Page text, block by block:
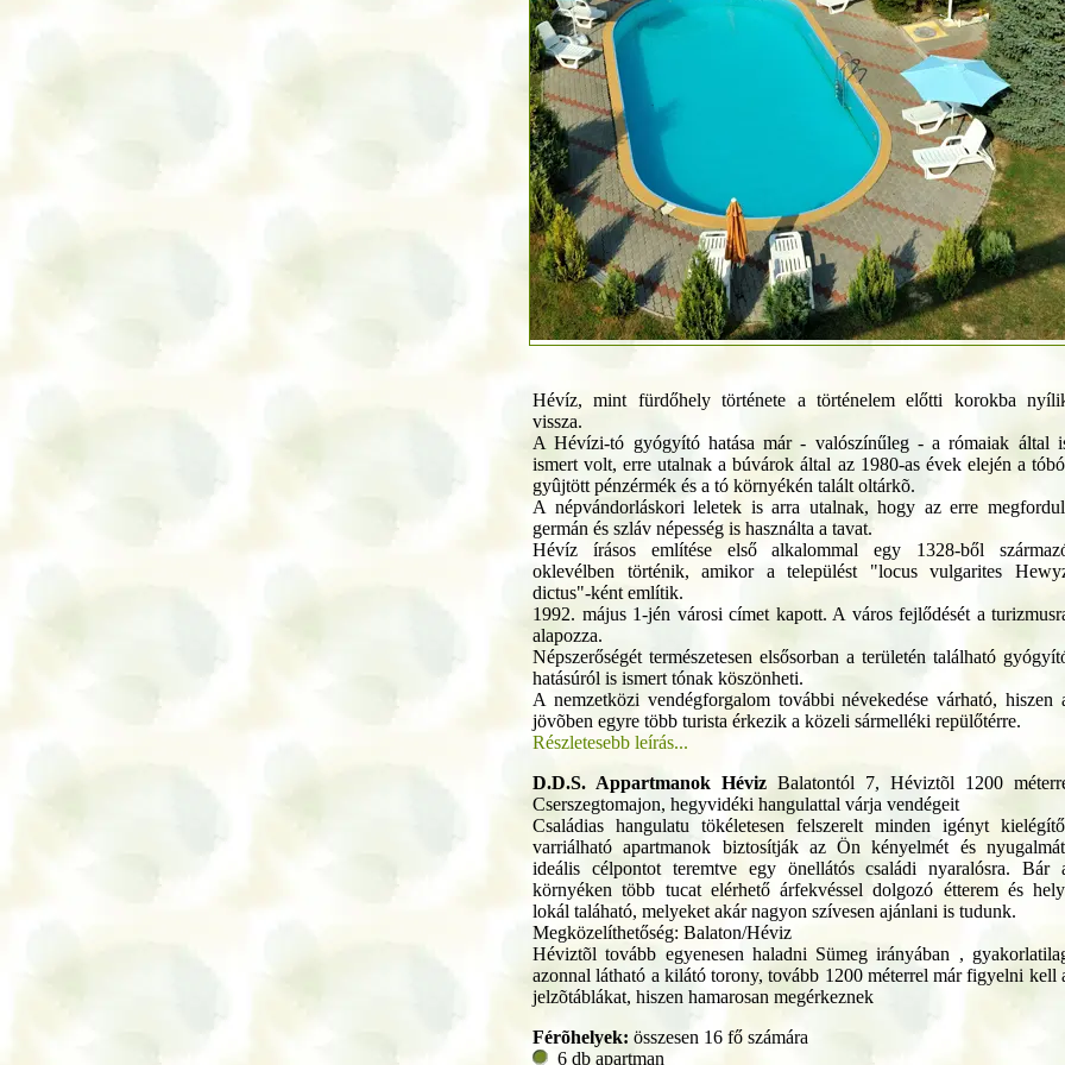
Hévíz, mint fürdőhely története a történelem előtti korokba
vissza.
A Hévízi-tó gyógyító hatása már - valószínűleg - a rómaiak által
ismert volt, erre utalnak a búvárok által az 1980-as évek elején a
gyûjtött pénzérmék és a tó környékén talált oltárkõ.
A népvándorláskori leletek is arra utalnak, hogy az erre
germán és szláv népesség is használta a tavat.
Hévíz írásos említése első alkalommal egy 1328-ből
oklevélben történik, amikor a települést "locus vulgarites
dictus"-ként említik.
1992. május 1-jén városi címet kapott. A város fejlődését a
alapozza.
Népszerőségét természetesen elsősorban a területén található
hatásúról is ismert tónak köszönheti.
A nemzetközi vendégforgalom további névekedése várható, hiszen
jövõben egyre több turista érkezik a közeli sármelléki repülőtérre.
Részletesebb leírás...
D.D.S. Appartmanok Héviz Balatontól 7, Héviztõl 1200
Cserszegtomajon, hegyvidéki hangulattal várja vendégeit
Családias hangulatu tökéletesen felszerelt minden igényt
varriálható apartmanok biztosítják az Ön kényelmét és
ideális célpontot teremtve egy önellátós családi nyaralósra. Bár
környéken több tucat elérhető árfekvéssel dolgozó étterem és
lokál taláható, melyeket akár nagyon szívesen ajánlani is tudunk.
Megközelíthetőség: Balaton/Héviz
Héviztõl tovább egyenesen haladni Sümeg irányában ,
azonnal látható a kilátó torony, tovább 1200 méterrel már figyelni kell
jelzõtáblákat, hiszen hamarosan megérkeznek
Férõhelyek: összesen 16 fő számára
6 db apartman